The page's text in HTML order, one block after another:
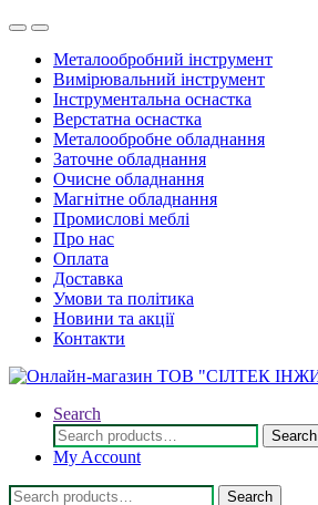
Металообробний інструмент
Вимірювальний інструмент
Інструментальна оснастка
Верстатна оснастка
Металообробне обладнання
Заточне обладнання
Очисне обладнання
Магнітне обладнання
Промислові меблі
Про нас
Оплата
Доставка
Умови та політика
Новини та акції
Контакти
Search
Search
for:
Search
My Account
Search
Search